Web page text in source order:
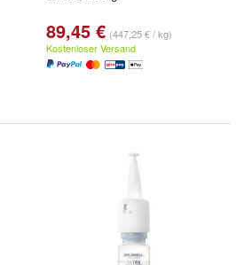
89,45 € (447,25 € / kg)
Kostenloser Versand